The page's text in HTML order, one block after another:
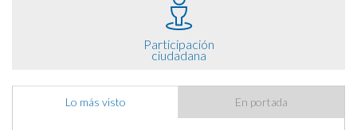
Participación
ciudadana
Lo más visto En portada